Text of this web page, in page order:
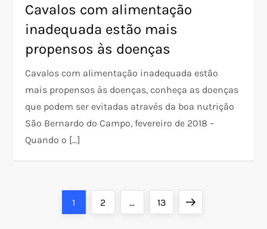
Cavalos com alimentação
inadequada estão mais
propensos às doenças
Cavalos com alimentação inadequada estão
mais propensos às doenças, conheça as doenças
que podem ser evitadas através da boa nutrição
São Bernardo do Campo, fevereiro de 2018 –
Quando o […]
Page
1 Page
2 … Page
13 Next